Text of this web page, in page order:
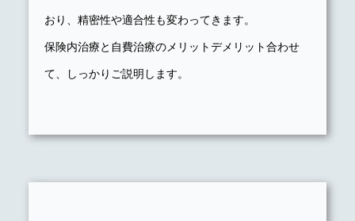
おり、精密性や適合性も変わってきます。
保険内治療と自費治療のメリットデメリット合わせ
て、しっかりご説明します。